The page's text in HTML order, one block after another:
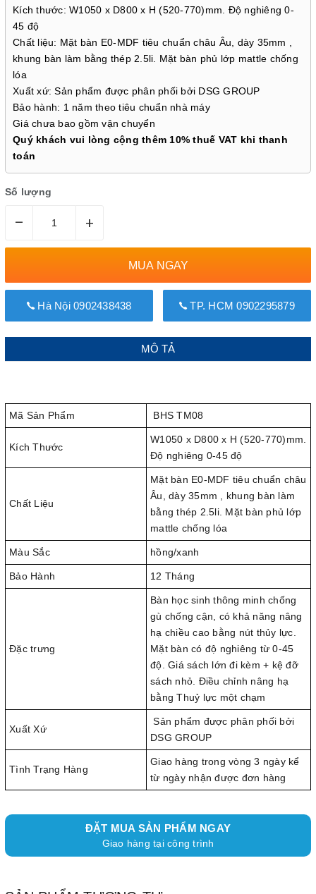
Kích thước: W1050 x D800 x H (520-770)mm. Độ nghiêng 0-
45 độ
Chất liệu: Mặt bàn E0-MDF tiêu chuẩn châu Âu, dày 35mm ,
khung bàn làm bằng thép 2.5li. Mặt bàn phủ lớp mattle chống
lóa
Xuất xứ: Sản phẩm được phân phối bởi DSG GROUP
Bảo hành: 1 năm theo tiêu chuẩn nhà máy
Giá chưa bao gồm vận chuyển
Quý khách vui lòng cộng thêm 10% thuế VAT khi thanh
toán
Số lượng
– +
MUA NGAY
Hà Nội 0902438438 TP. HCM 0902295879
MÔ TẢ
Mã Sản Phẩm BHS TM08
Kích Thước
W1050 x D800 x H (520-770)mm.
Độ nghiêng 0-45 độ
Chất Liệu
Mặt bàn E0-MDF tiêu chuẩn châu
Âu, dày 35mm , khung bàn làm
bằng thép 2.5li. Mặt bàn phủ lớp
mattle chống lóa
Màu Sắc hồng/xanh
Bảo Hành 12 Tháng
Đặc trưng
Bàn học sinh thông minh chống
gù chống cận, có khả năng nâng
hạ chiều cao bằng nút thủy lực.
Mặt bàn có độ nghiêng từ 0-45
độ. Giá sách lớn đi kèm + kệ đỡ
sách nhỏ. Điều chỉnh nâng hạ
bằng Thuỷ lực một chạm
Xuất Xứ
Sản phẩm được phân phối bởi
DSG GROUP
Tình Trạng Hàng
Giao hàng trong vòng 3 ngày kể
từ ngày nhận được đơn hàng
ĐẶT MUA SẢN PHẨM NGAY
Giao hàng tại công trình